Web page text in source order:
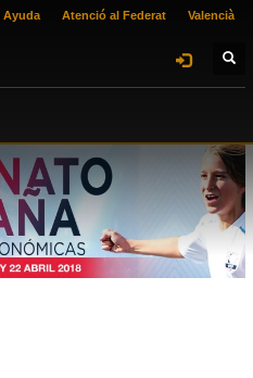
Ayuda Atenció al Federat Valencià